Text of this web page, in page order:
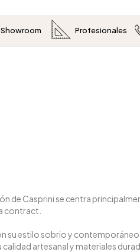
Showroom Profesionales
de Casprini se centra
contract.
su estilo sobrio y
artesanal y materiales